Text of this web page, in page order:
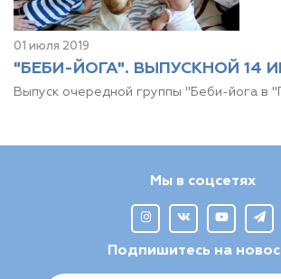
01 июля 2019
"БЕБИ-ЙОГА". ВЫПУСКНОЙ 14
Выпуск очередной группы "Беби-йога в
Мы в соцсетях
Подпишитесь на